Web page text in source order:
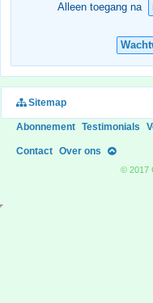
Alleen toegang na
Sitemap
Abonnement Testimonials
Contact Over ons
© 2017